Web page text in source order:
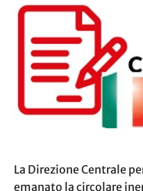
La Direzione Centrale
emanato la circolare